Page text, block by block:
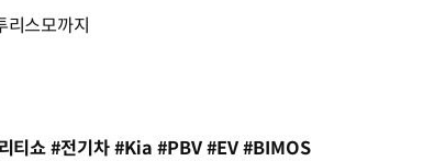
리스모까지
티쇼 #전기차 #Kia #PBV #EV #BIMOS